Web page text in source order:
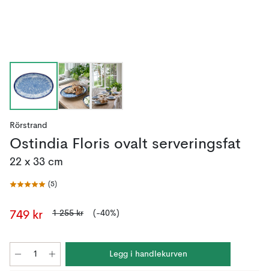
Rörstrand
Ostindia Floris ovalt serveringsfat
22 x 33 cm
(5)
749 kr 1 255 kr (-40%)
Legg i handlekurven